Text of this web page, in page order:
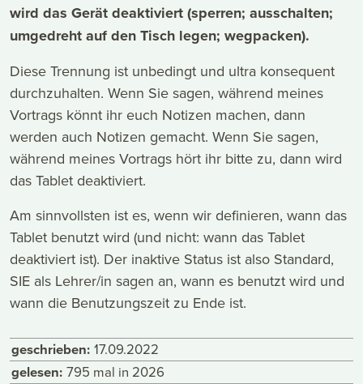
wird das Gerät deaktiviert (sperren; ausschalten;
umgedreht auf den Tisch legen; wegpacken).
Diese Trennung ist unbedingt und ultra konsequent
durchzuhalten. Wenn Sie sagen, während meines
Vortrags könnt ihr euch Notizen machen, dann
werden auch Notizen gemacht. Wenn Sie sagen,
während meines Vortrags hört ihr bitte zu, dann wird
das Tablet deaktiviert.
Am sinnvollsten ist es, wenn wir definieren, wann das
Tablet benutzt wird (und nicht: wann das Tablet
deaktiviert ist). Der inaktive Status ist also Standard,
SIE als Lehrer/in sagen an, wann es benutzt wird und
wann die Benutzungszeit zu Ende ist.
geschrieben: 17.09.2022
gelesen: 795 mal in 2026